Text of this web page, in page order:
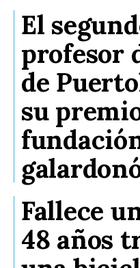
El
profesor
de
su
Fallece
48 años